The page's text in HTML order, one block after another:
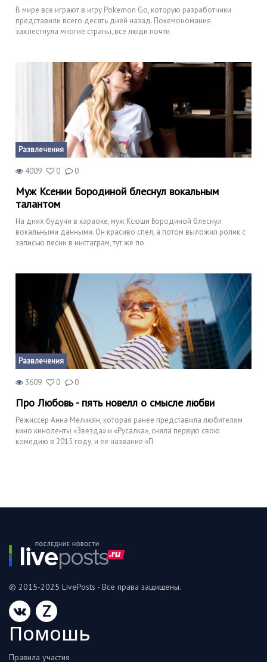
В мире все играют в игру Pokemon Go, которую разработчики
представили всего десять дней назад. Покемономания
захлестнула многие страны, все люди почти
Развлечения
4009 0 0
Муж Ксении Бородиной блеснул вокальным
талантом
На днях будучи в караоке, муж Ксюши Бородиной блеснул
вокальными данными. Он красиво спел, а потом выложил ролик с
записью песни в инстаграм, тут же по
Развлечения
3609 0 0
Про Любовь - пять новелл о смысле любви
Режиссер Анна Меликян, которая ранее представила любителям
кино киноленты «Звезда» и «Русалка», сняла первую свою
комедию в 2015 году, и ее название «П
© 2015-2025 LivePosts - Все права защищены.
Z
Помошь
Правила участия